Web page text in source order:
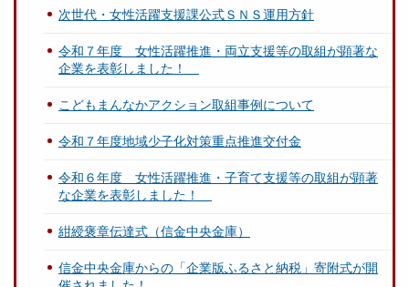
次世代・女性活躍支援課公式ＳＮＳ運用方針
令和７年度 女性活躍推進・両立支援等の取組が顕著な
企業を表彰しました！
こどもまんなかアクション取組事例について
令和７年度地域少子化対策重点推進交付金
令和６年度 女性活躍推進・子育て支援等の取組が顕著
な企業を表彰しました！
紺綬褒章伝達式（信金中央金庫）
信金中央金庫からの「企業版ふるさと納税」寄附式が開